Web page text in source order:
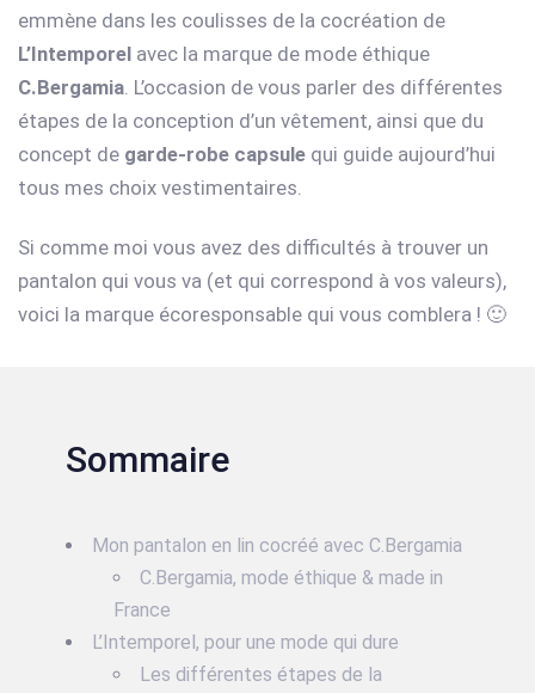
emmène dans les coulisses de la cocréation de
L’Intemporel avec la marque de mode éthique
C.Bergamia . L’occasion de vous parler des différentes
étapes de la conception d’un vêtement, ainsi que du
concept de garde-robe capsule qui guide aujourd’hui
tous mes choix vestimentaires.
Si comme moi vous avez des difficultés à trouver un
pantalon qui vous va (et qui correspond à vos valeurs),
voici la marque écoresponsable qui vous comblera ! 🙂
Sommaire
Mon pantalon en lin cocréé avec C.Bergamia
C.Bergamia, mode éthique & made in
France
L’Intemporel, pour une mode qui dure
Les différentes étapes de la